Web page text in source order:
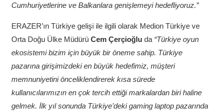
Cumhuriyetlerine ve Balkanlara genişlemeyi hedefliyoruz.”
ERAZER’ın Türkiye gelişi ile ilgili olarak Medion Türkiye ve
Orta Doğu Ülke Müdürü Cem Çerçioğluda “Türkiye oyun
ekosistemi bizim için büyük bir öneme sahip. Türkiye
pazarına girişimizdeki en büyük hedefimiz, müşteri
memnuniyetini önceliklendirerek kısa sürede
kullanıcılarımızın en çok tercih ettiği markalardan biri haline
gelmek. İlk yıl sonunda Türkiye’deki gaming laptop pazarında